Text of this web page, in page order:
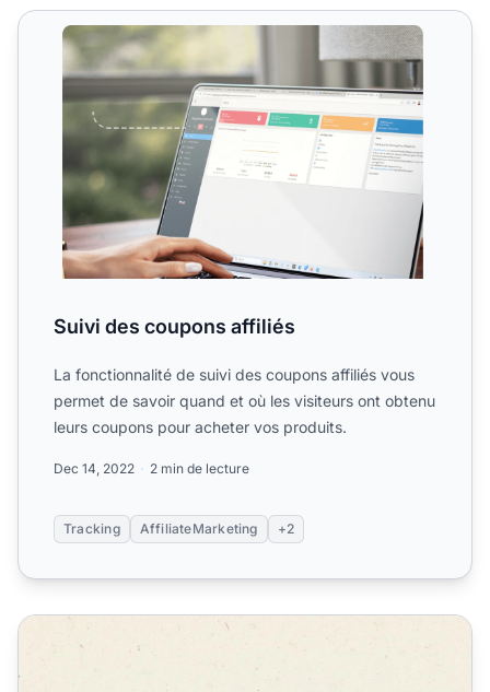
Suivi des coupons affiliés
Suivi des coupons affiliés
La fonctionnalité de suivi des coupons affiliés vous
permet de savoir quand et où les visiteurs ont obtenu
leurs coupons pour acheter vos produits.
Dec 14, 2022 2 min de lecture
Tracking AffiliateMarketing +2
Améliorations de la gestion des coupons : attribuer des